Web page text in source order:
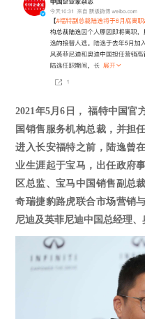
2021年5月6日， 福特中国官
国销售服务机构总裁，并担
进入长安福特之前，陆逸曾
业生涯起于宝马，出任政府
区总监、宝马中国销售副总
奇瑞捷豹路虎联合市场营销
尼迪及英菲尼迪中国总经理、